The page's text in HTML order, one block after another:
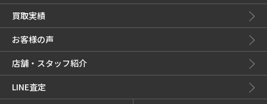
買取実績
お客様の声
店舗・スタッフ紹介
LINE査定